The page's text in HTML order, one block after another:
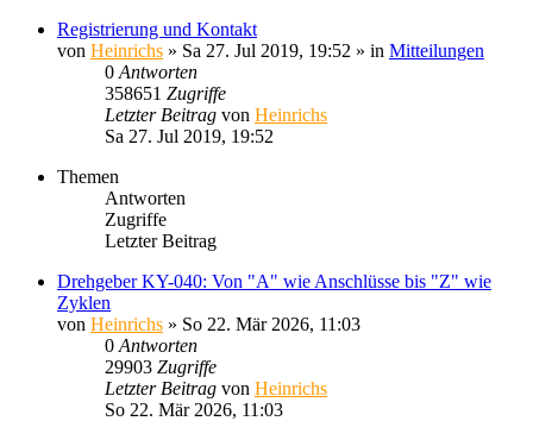
Registrierung und Kontakt
von Heinrichs » Sa 27. Jul 2019, 19:52 » in Mitteilungen
0 Antworten
358651 Zugriffe
Letzter Beitrag von Heinrichs
Sa 27. Jul 2019, 19:52
Themen
Antworten
Zugriffe
Letzter Beitrag
Drehgeber KY-040: Von "A" wie Anschlüsse bis "Z" wie
Zyklen
von Heinrichs » So 22. Mär 2026, 11:03
0 Antworten
29903 Zugriffe
Letzter Beitrag von Heinrichs
So 22. Mär 2026, 11:03